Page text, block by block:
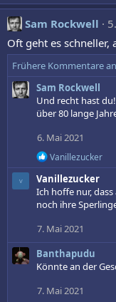
Sam Rockwell
Oft geht es schneller,
Frühere Kommentare
Sam Rockwell
Und recht hast
über 80 lange
6. Mai 2021
R
e
a
k
t
o
n
e
n
:
Vanillezucker
V
Vanillezucker
Ich hoffe nur,
noch ihre
7. Mai 2021
Banthapudu
Könnte an der
7. Mai 2021